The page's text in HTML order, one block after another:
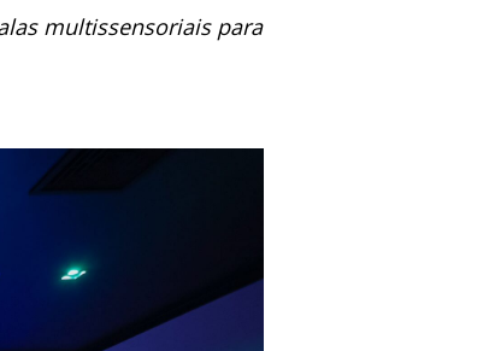
multissensoriais para